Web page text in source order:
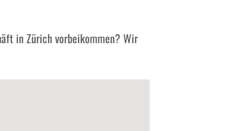
in Zürich vorbeikommen? Wir